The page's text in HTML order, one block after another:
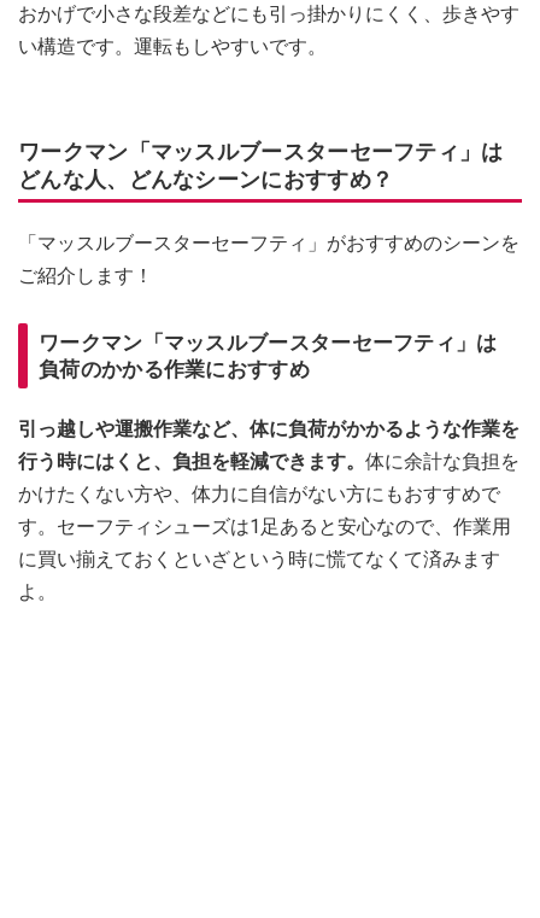
おかげで小さな段差などにも引っ掛かりにくく、歩きやす
い構造です。運転もしやすいです。
ワークマン「マッスルブースターセーフティ」は
どんな人、どんなシーンにおすすめ？
「マッスルブースターセーフティ」がおすすめのシーンを
ご紹介します！
ワークマン「マッスルブースターセーフティ」は
負荷のかかる作業におすすめ
引っ越しや運搬作業など、体に負荷がかかるような作業を
行う時にはくと、負担を軽減できます。 体に余計な負担を
かけたくない方や、体力に自信がない方にもおすすめで
す。セーフティシューズは1足あると安心なので、作業用
に買い揃えておくといざという時に慌てなくて済みます
よ。